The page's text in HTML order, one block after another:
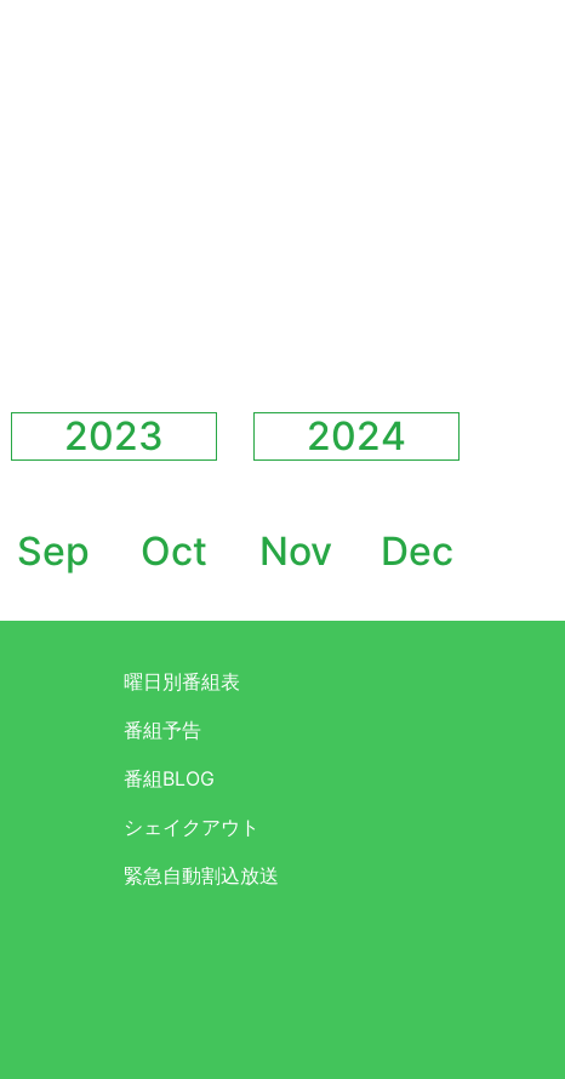
2023
2024
Sep Oct Nov Dec
曜日別番組表
番組予告
番組BLOG
シェイクアウト
緊急自動割込放送